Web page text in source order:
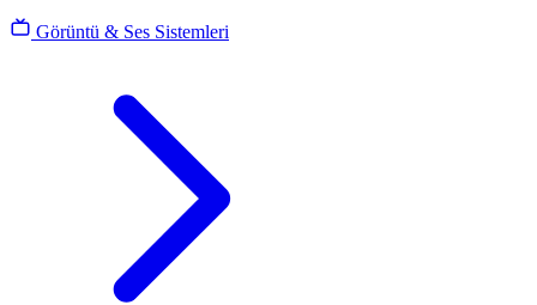
Görüntü & Ses Sistemleri